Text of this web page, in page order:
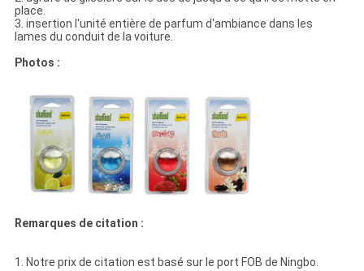
place.
3. insertion l'unité entière de parfum d'ambiance dans les
lames du conduit de la voiture.
Photos :
Remarques de citation :
1. Notre prix de citation est basé sur le port FOB de Ningbo.